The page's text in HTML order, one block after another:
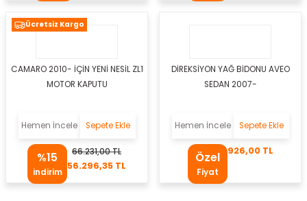
Ücretsiz Kargo
CAMARO 2010- İÇİN YENİ NESİL ZL1
MOTOR KAPUTU
Hemen İncele Sepete Ekle
%15
indirim
66.231,00 TL
56.296,35 TL
DİREKSİYON YAĞ BİDONU AVEO
SEDAN 2007-
Hemen İncele Sepete Ekle
Özel
Fiyat
926,00 TL